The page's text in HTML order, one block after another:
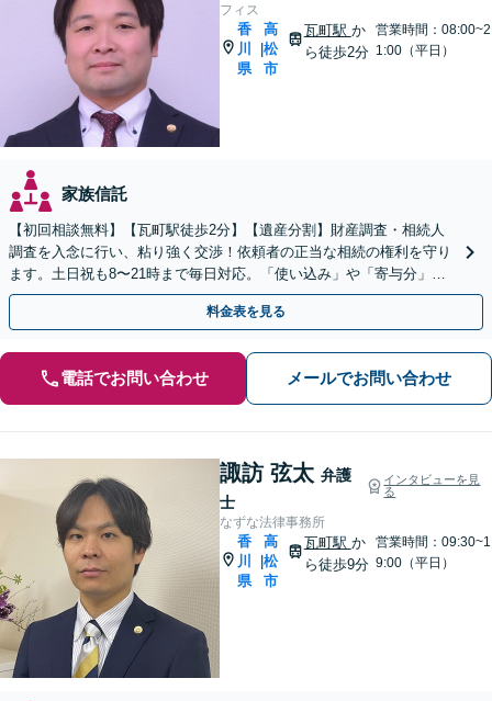
フィス
香
川
県
高
松
市
瓦町駅 か
ら徒歩2分
営業時間：08:00~2
1:00（平日）
家族信託
【初回相談無料】【瓦町駅徒歩2分】【遺産分割】財産調査・相続人
調査を入念に行い、粘り強く交渉！依頼者の正当な相続の権利を守り
ます。土日祝も8〜21時まで毎日対応。「使い込み」や「寄与分」の
調査もお任せください！【遺言書作成や相続放棄も対応】
料金表を見る
電話でお問い合わせ メールでお問い合わせ
諏訪 弦太 弁護
士
インタビューを見
る
なずな法律事務所
香
川
県
高
松
市
瓦町駅 か
ら徒歩9分
営業時間：09:30~1
9:00（平日）